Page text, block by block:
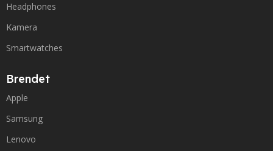
Headphones
Kamera
Smartwatches
Brendet
Apple
Samsung
Lenovo